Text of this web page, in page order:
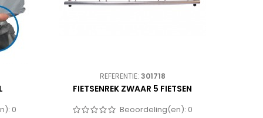
0
REFERENTIE: 301718
FIETSENREK ZWAAR 5 FIETSEN
Beoordeling(en): 0